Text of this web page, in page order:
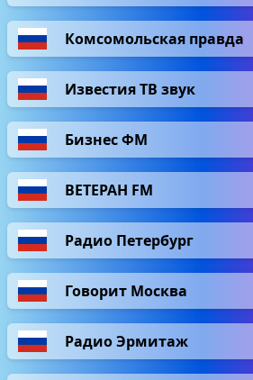
Комсомольская правда
Известия ТВ звук
Бизнес ФМ
ВЕТЕРАН FM
Радио Петербург
Говорит Москва
Радио Эрмитаж